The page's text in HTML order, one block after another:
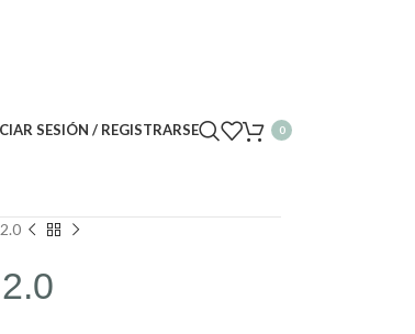
SESIÓN / REGISTRARSE 0